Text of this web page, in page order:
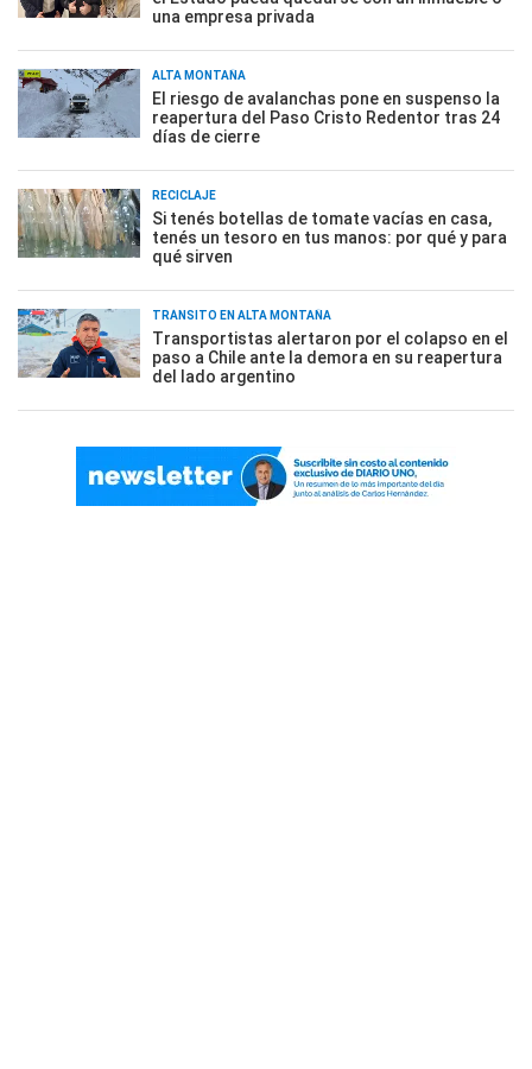
una empresa privada
ALTA MONTAÑA
El riesgo de avalanchas pone en suspenso la
reapertura del Paso Cristo Redentor tras 24
días de cierre
RECICLAJE
Si tenés botellas de tomate vacías en casa,
tenés un tesoro en tus manos: por qué y para
qué sirven
TRÁNSITO EN ALTA MONTAÑA
Transportistas alertaron por el colapso en el
paso a Chile ante la demora en su reapertura
del lado argentino